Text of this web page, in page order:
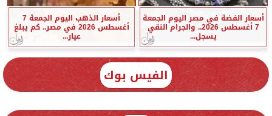
أسعار الفضة في مصر اليوم الجمعة
7 أغسطس 2026.. والجرام النقي
يسجل...
أسعار الذهب اليوم الجمعة 7
أغسطس 2026 في مصر.. كم يبلغ
عيار...
الفيس بوك